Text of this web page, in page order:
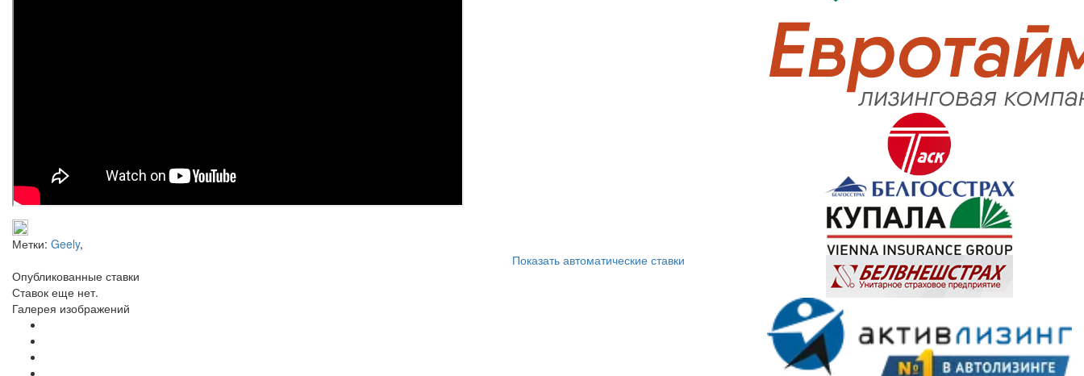
Метки: Geely,
Показать автоматические ставки
Опубликованные ставки
Ставок еще нет.
Галерея изображений